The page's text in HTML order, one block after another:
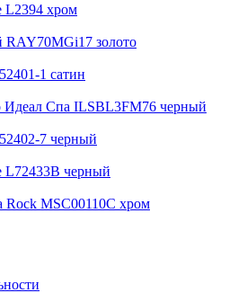
L2394 хром
RAY70MGi17 золото
1 сатин
Идеал Спа ILSBL3FM76 черный
7 черный
L72433B черный
Rock MSC00110С хром